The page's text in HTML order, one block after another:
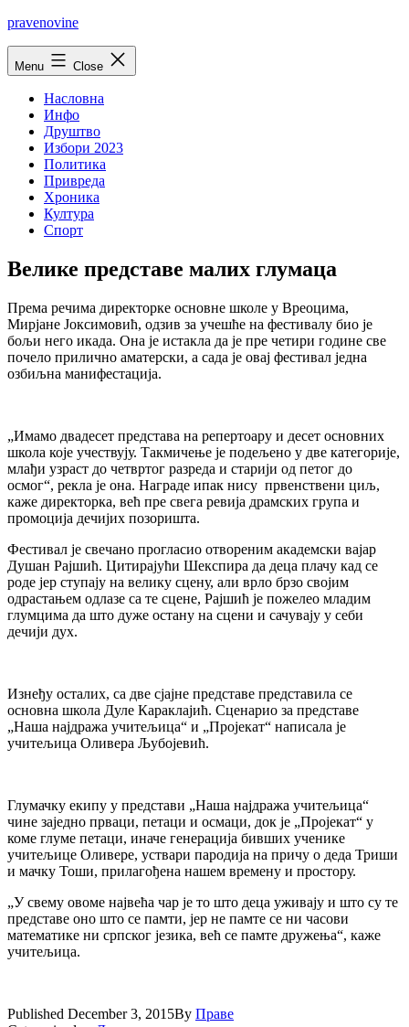
Skip
pravenovine
Menu Close
Насловна
Инфо
Друштво
Избори 2023
Политика
Привреда
Хроника
Култура
Спорт
Велике представе малих глумаца
Према речима директорке основне школе у Вреоцима,
Мирјане Јоксимовић, одзив за учешће на фестивалу био је
бољи него икада. Она је истакла да је пре четири године све
почело прилично аматерски, а сада је овај фестивал једна
озбиљна манифестација.
„Имамо двадесет представа на репертоару и десет основних
школа које учествују. Такмичење је подељено у две категорије,
млађи узраст до четвртог разреда и старији од петог до
осмог“, рекла је она. Награде ипак нису првенствени циљ,
каже директорка, већ пре свега ревија драмских група и
промоција дечијих позоришта.
Фестивал је свечано прогласио отвореним академски вајар
Душан Рајшић. Цитирајући Шекспира да деца плачу кад се
роде јер ступају на велику сцену, али врло брзо својим
одрастањем одлазе са те сцене, Рајшић је пожелео младим
глумцима да што дуже остану на сцени и сачувају у себи
дечији дух.
Изнеђу осталих, са две сјајне представе представила се
основна школа Дуле Караклајић. Сценарио за представе
„Наша најдража учитељица“ и „Пројекат“ написала је
учитељица Оливера Љубојевић.
Глумачку екипу у представи „Наша најдража учитељица“
чине заједно прваци, петаци и осмаци, док је „Пројекат“ у
коме глуме петаци, иначе генерација бивших ученике
учитељице Оливере, уствари пародија на причу о деда Триши
и мачку Тоши, прилагођена нашем времену и простору.
„У свему овоме највећа чар је то што деца уживају и што су те
представе оно што се памти, јер не памте се ни часови
математике ни српског језика, већ се памте дружења“, каже
учитељица.
Published December 3, 2015By Праве